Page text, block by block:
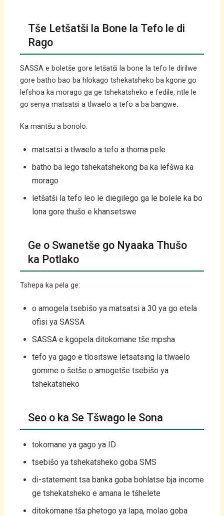
Tše Letšatši la Bone la Tefo le di
Rago
SASSA e boletše gore letšatši la bone la tefo le dirilwe
gore batho bao ba hlokago tshekatsheko ba kgone go
lefshoa ka morago ga ge tshekatsheko e fedile, ntle le
go senya matsatsi a tlwaelo a tefo a ba bangwe.
Ka mantšu a bonolo:
matsatsi a tlwaelo a tefo a thoma pele
batho ba lego tshekatshekong ba ka lefšwa ka
morago
letšatši la tefo leo le diegilego ga le bolele ka bo
lona gore thušo e khansetswe
Ge o Swanetše go Nyaaka Thušo
ka Potlako
Tshepa ka pela ge:
o amogela tsebišo ya matsatsi a 30 ya go etela
ofisi ya SASSA
SASSA e kgopela ditokomane tše mpsha
tefo ya gago e tlositswe letsatsing la tlwaelo
gomme o šetše o amogetše tsebišo ya
tshekatsheko
Seo o ka Se Tšwago le Sona
tokomane ya gago ya ID
tsebišo ya tshekatsheko goba SMS
di-statement tsa banka goba bohlatse bja income
ge tshekatsheko e amana le tšhelete
ditokomane tša phetogo ya lapa, molao goba